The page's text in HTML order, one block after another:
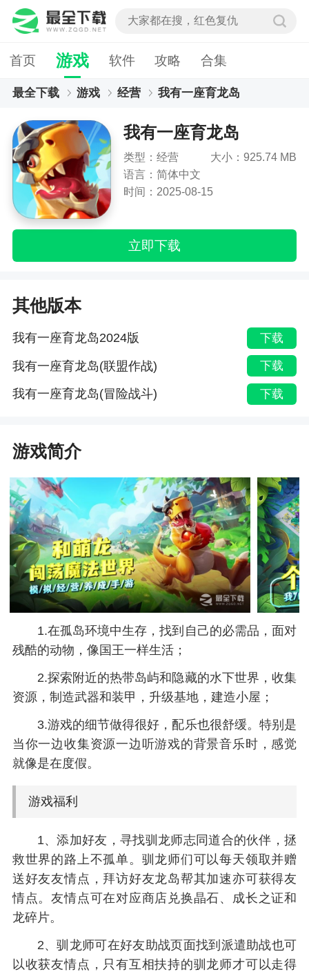
首页 游戏 软件 攻略 合集
最全下载 游戏 经营 我有一座育龙岛
我有一座育龙岛
类型：经营
大小：925.74 MB
语言：简体中文
时间：2025-08-15
立即下载
其他版本
我有一座育龙岛2024版 下载
我有一座育龙岛(联盟作战) 下载
我有一座育龙岛(冒险战斗) 下载
游戏简介
1.在孤岛环境中生存，找到自己的必需品，面对
残酷的动物，像国王一样生活；
2.探索附近的热带岛屿和隐藏的水下世界，收集
资源，制造武器和装甲，升级基地，建造小屋；
3.游戏的细节做得很好，配乐也很舒缓。特别是
当你一边收集资源一边听游戏的背景音乐时，感觉
就像是在度假。
游戏福利
1、添加好友，寻找驯龙师志同道合的伙伴，拯
救世界的路上不孤单。驯龙师们可以每天领取并赠
送好友友情点，拜访好友龙岛帮其加速亦可获得友
情点。友情点可在对应商店兑换晶石、成长之证和
龙碎片。
2、驯龙师可在好友助战页面找到派遣助战也可
以收获友情点，只有互相扶持的驯龙师才可以走得